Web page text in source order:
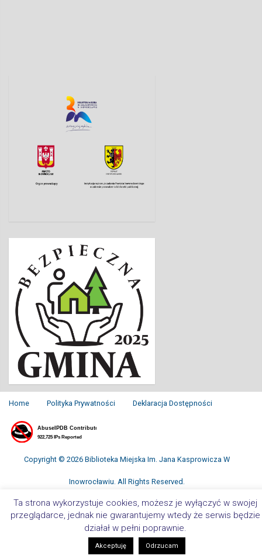
Home Polityka Prywatności Deklaracja Dostępności
Copyright © 2026 Biblioteka Miejska Im. Jana Kasprowicza W
Inowrocławiu. All Rights Reserved.
Ta strona wykorzystuje cookies, możesz je wyłączyć w swojej
przeglądarce, jednak nie gwarantujemy wtedy że serwis będzie
działał w pełni poprawnie.
Akceptuję Odrzucam